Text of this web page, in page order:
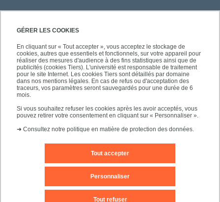
GÉRER LES COOKIES
En cliquant sur « Tout accepter », vous acceptez le stockage de
cookies, autres que essentiels et fonctionnels, sur votre appareil pour
réaliser des mesures d'audience à des fins statistiques ainsi que de
publicités (cookies Tiers). L'université est responsable de traitement
pour le site Internet. Les cookies Tiers sont détaillés par domaine
dans nos mentions légales. En cas de refus ou d'acceptation des
traceurs, vos paramètres seront sauvegardés pour une durée de 6
mois.
Si vous souhaitez refuser les cookies après les avoir acceptés, vous
pouvez retirer votre consentement en cliquant sur « Personnaliser ».
➜ Consultez notre politique en matière de protection des données.
Tout accepter
Tout refuser
Personnaliser
PRATIQUE
NOS FORMATIONS
Nous contacter
Plans d'accès Plan du site